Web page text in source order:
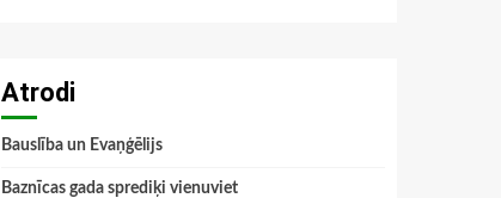
Atrodi
Bauslība un Evaņģēlijs
Baznīcas gada sprediķi vienuviet